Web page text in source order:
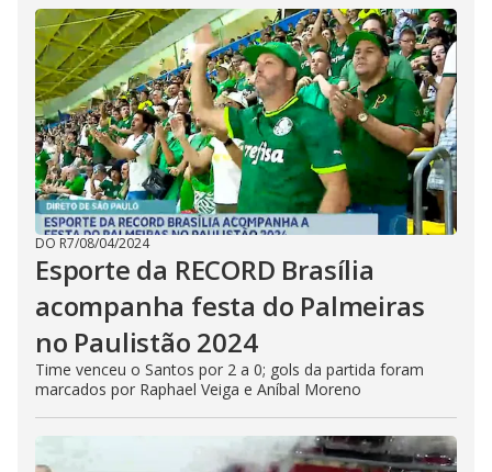
DO R7/08/04/2024
Esporte da RECORD Brasília
acompanha festa do Palmeiras
no Paulistão 2024
Time venceu o Santos por 2 a 0; gols da partida foram
marcados por Raphael Veiga e Aníbal Moreno